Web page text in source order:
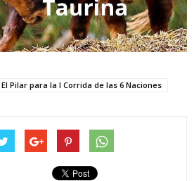
Pilar para la I Corrida de las 6 Naciones